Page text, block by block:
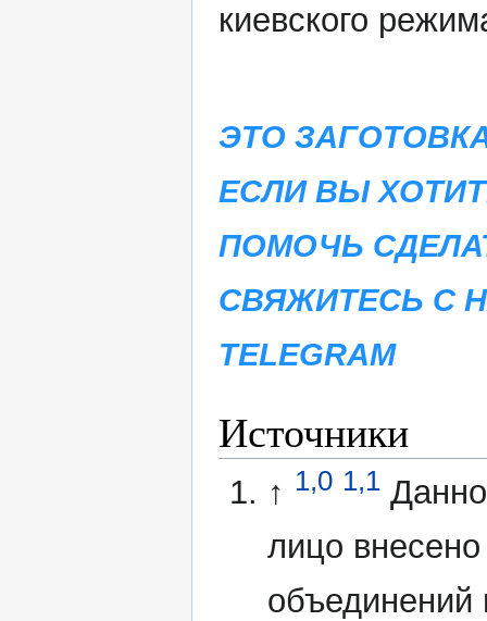
киевского
ЭТО
ЕСЛИ ВЫ
ПОМОЧЬ
СВЯЖИТЕСЬ С
TELEGRAM
Источники
↑ 1,0 1,1
лицо
объединений